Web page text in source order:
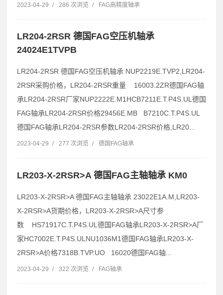
2023-04-29 / 286 次浏览 / FAG高精度轴承
LR204-2RSR 德国FAG空压机轴承
24024E1TVPB
LR204-2RSR 德国FAG空压机轴承 NUP2219E.TVP2,LR204-
2RSR采购价格，LR204-2RSR重量 16003.2ZR德国FAG轴
承LR204-2RSR厂家NUP2222E.M1HCB7211E.T.P4S.UL德国
FAG轴承LR204-2RSR价格29456E.MB B7210C.T.P4S.UL
德国FAG轴承LR204-2RSR参数LR204-2RSR价格,LR20...
2023-04-29 / 277 次浏览 / 德国FAG轴承
LR203-X-2RSR>A 德国FAG主轴轴承 KM0
LR203-X-2RSR>A 德国FAG主轴轴承 23022E1A.M,LR203-
X-2RSR>A货期价格，LR203-X-2RSR>A尺寸参
数 HS71917C.T.P4S.UL德国FAG轴承LR203-X-2RSR>A厂
家HC7002E.T.P4S.ULNU1036M1德国FAG轴承LR203-X-
2RSR>A价格7318B.TVP.UO 16020德国FAG轴...
2023-04-29 / 322 次浏览 / FAG轴承